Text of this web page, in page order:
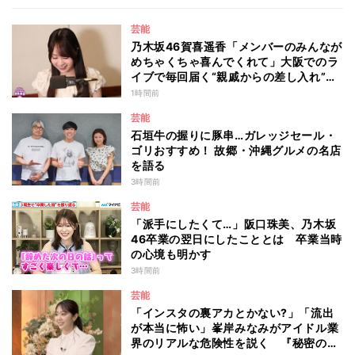
芸能
乃木坂46賀喜遥香「メンバーのみんなが
めちゃくちゃ喜んでくれて」大阪でのラ
イブで毎回届く“親戚からの差し入れ”と
は？
1時間前
芸能
石垣牛の握りに豚串…ガレッジセール・
ゴリおすすめ！ 故郷・沖縄グルメの名店
を語る
3時間前
芸能
「派手にしたくて…」阪口珠美、乃木坂
46卒業の翌日にしたこととは 卒業当時
の心境も明かす
3時間前
芸能
「インスタの裏アカとかない?」「流出
が本当に怖い」峯岸みなみがアイドル業
界のリアルな危険性を説く 『秘密のマ